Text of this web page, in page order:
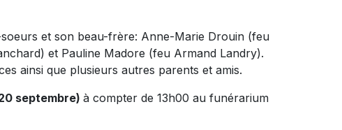
et son beau-frère: Anne-Marie Drouin (feu
et Pauline Madore (feu Armand Landry).
ainsi que plusieurs autres parents et amis.
septembre) à compter de 13h00 au funérarium